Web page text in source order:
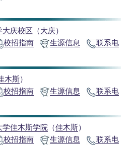
大庆校区 （大庆）
校招指南 生源信息
联系电
木斯）
校招指南 生源信息
联系电
学佳木斯学院 （佳木斯）
校招指南 生源信息
联系电